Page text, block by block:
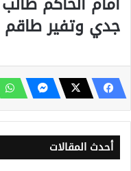
جدي وتفير
أحدث المقالات